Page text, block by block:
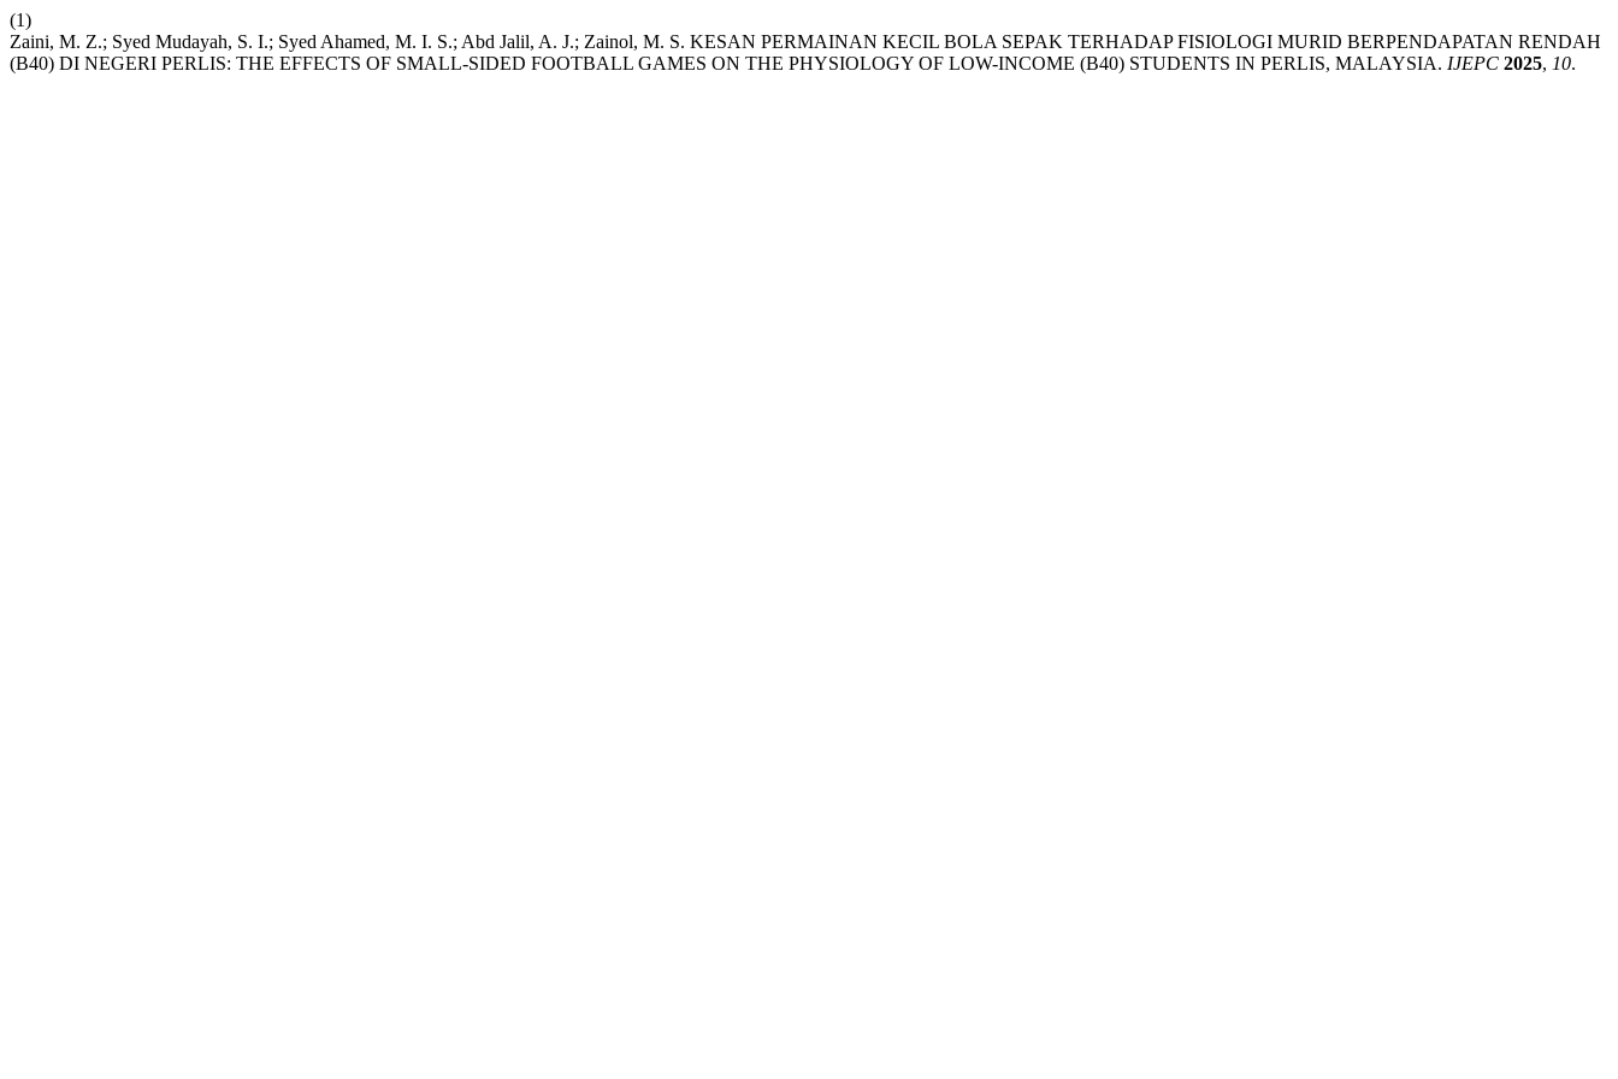
(1)
Zaini, M. Z.; Syed Mudayah, S. I.; Syed Ahamed, M. I. S.; Abd Jalil, A. J.; Zainol, M. S. KESAN PERMAINAN KECIL BOLA SEPAK TERHADAP FISIOLOGI MURID BERPENDAPATAN RENDAH
(B40) DI NEGERI PERLIS: THE EFFECTS OF SMALL-SIDED FOOTBALL GAMES ON THE PHYSIOLOGY OF LOW-INCOME (B40) STUDENTS IN PERLIS, MALAYSIA. IJEPC 2025, 10.